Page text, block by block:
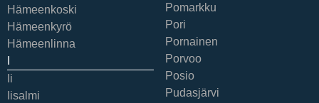
Hämeenkoski
Hämeenkyrö
Hämeenlinna
Ii
Iisalmi
Pomarkku
Pori
Pornainen
Porvoo
Posio
Pudasjärvi